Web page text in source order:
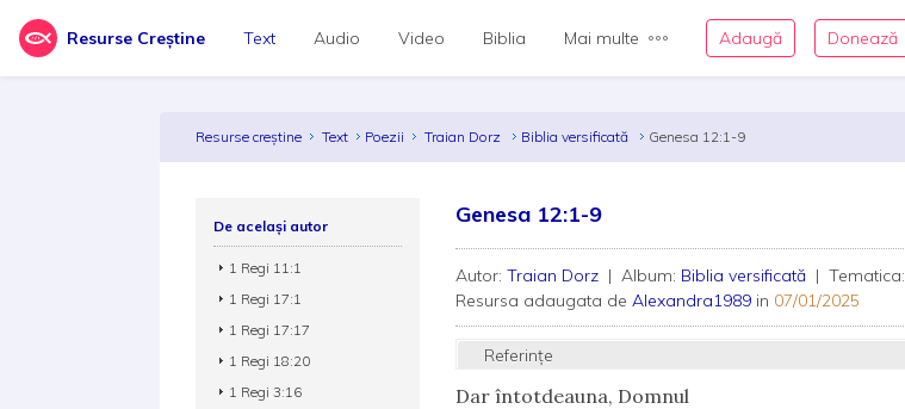
Resurse Creștine Text Audio Video Biblia Mai multe Adaugă Donează
Resurse creștine Text Poezii Traian Dorz Biblia versificată Genesa 12:1-9
Genesa 12:1-9
Autor:Traian Dorz | Album: Biblia versificată | Tematica:
Resursa adaugata deAlexandra1989 in 07/01/2025
Referințe
Dar întotdeauna, Domnul
De același autor
1 Regi 11:1
1 Regi 17:1
1 Regi 17:17
1 Regi 18:20
1 Regi 3:16